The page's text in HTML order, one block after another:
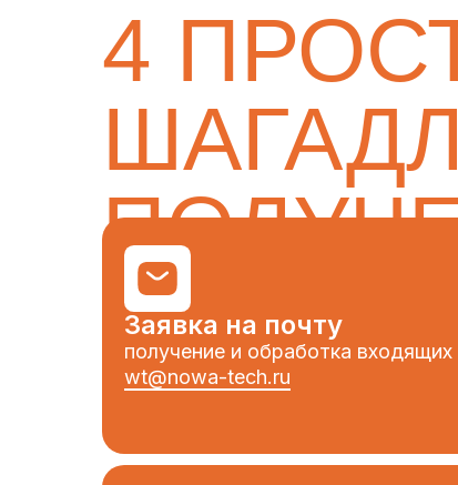
4
ТОВАРА
Заявка на почту
получение и обработка
wt@nowa-tech.ru